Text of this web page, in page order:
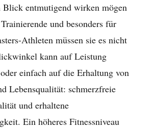
Blick entmutigend wirken mögen
und besonders für
Athleten müssen sie es nicht
kann auf Leistung
einfach auf die Erhaltung von
Lebensqualität: schmerzfreie
und erhaltene
Ein höheres Fitnessniveau